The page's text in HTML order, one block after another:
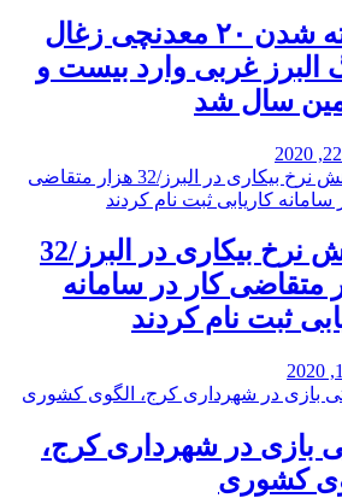
کشته شدن ۲۰ معدنچی زغال
البرز غربی وارد بیست و
سال شد
کاهش نرخ بیکاری در البرز/32
متقاضی کار در سامانه
ثبت نام کردند
بازی در شهرداری کرج،
کشوری